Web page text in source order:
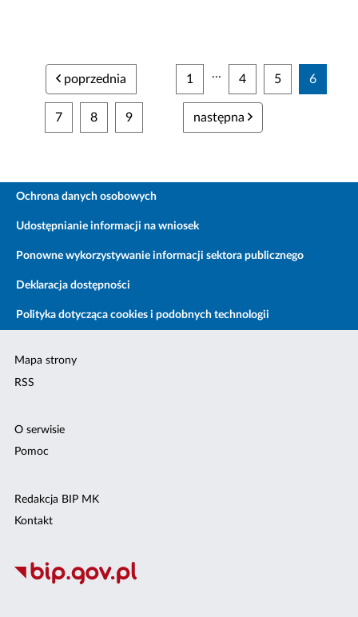
poprzednia 1 ... 4 5 6
7 8 9 następna
Ochrona danych osobowych
Udostępnianie informacji na wniosek
Ponowne wykorzystywanie informacji sektora publicznego
Deklaracja dostępności
Polityka dotycząca cookies i podobnych technologii
Mapa strony
RSS
O serwisie
Pomoc
Redakcja BIP MK
Kontakt